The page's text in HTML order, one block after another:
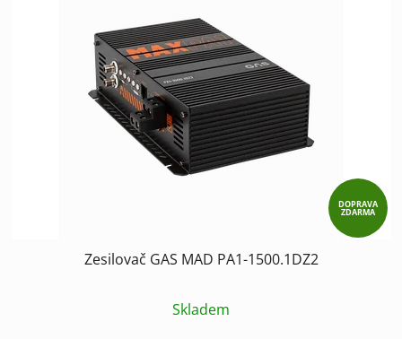
DOPRAVA
ZDARMA
Zesilovač GAS MAD PA1-1500.1DZ2
Skladem